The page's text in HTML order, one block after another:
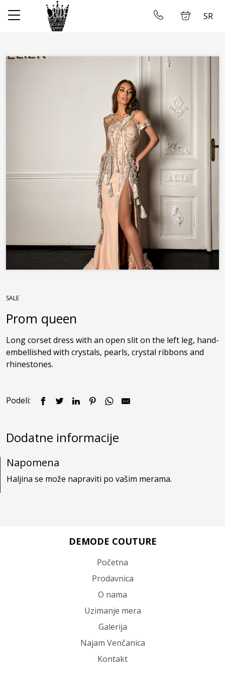
✕
Najam Venčanica
SR
SALE
Prom queen
Long corset dress with an open slit on the left leg, hand-
embellished with crystals, pearls, crystal ribbons and
rhinestones.
Podeli:
Dodatne informacije
Napomena
Haljina se može napraviti po vašim merama.
DEMODE COUTURE
Početna
Prodavnica
O nama
Uzimanje mera
Galerija
Najam Venčanica
Kontakt